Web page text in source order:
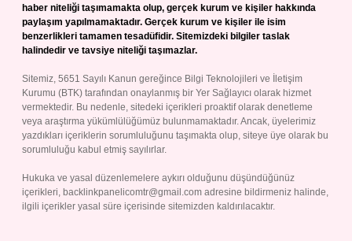
haber niteliği taşımamakta olup, gerçek kurum ve kişiler hakkında
paylaşım yapılmamaktadır. Gerçek kurum ve kişiler ile isim
benzerlikleri tamamen tesadüfidir. Sitemizdeki bilgiler taslak
halindedir ve tavsiye niteliği taşımazlar.
Sitemiz, 5651 Sayılı Kanun gereğince Bilgi Teknolojileri ve İletişim
Kurumu (BTK) tarafından onaylanmış bir Yer Sağlayıcı olarak hizmet
vermektedir. Bu nedenle, sitedeki içerikleri proaktif olarak denetleme
veya araştırma yükümlülüğümüz bulunmamaktadır. Ancak, üyelerimiz
yazdıkları içeriklerin sorumluluğunu taşımakta olup, siteye üye olarak bu
sorumluluğu kabul etmiş sayılırlar.
Hukuka ve yasal düzenlemelere aykırı olduğunu düşündüğünüz
içerikleri, backlinkpanelicomtr@gmail.com adresine bildirmeniz halinde,
ilgili içerikler yasal süre içerisinde sitemizden kaldırılacaktır.